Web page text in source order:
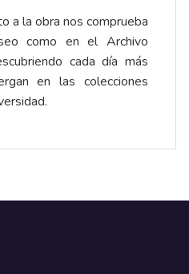
a la obra nos comprueba
como en el Archivo
cada día más
en las colecciones